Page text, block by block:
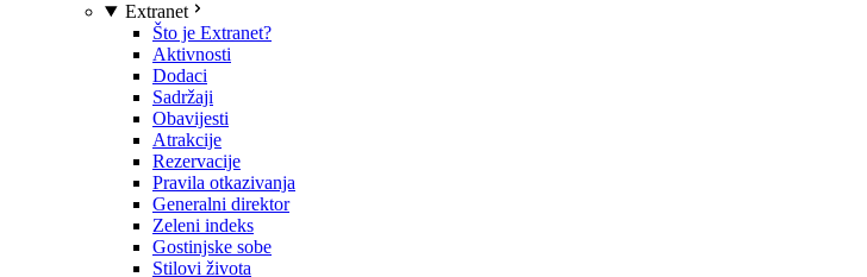
Extranet
Što je Extranet?
Aktivnosti
Dodaci
Sadržaji
Obavijesti
Atrakcije
Rezervacije
Pravila otkazivanja
Generalni direktor
Zeleni indeks
Gostinjske sobe
Stilovi života